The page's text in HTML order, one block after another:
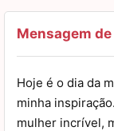
Mensagem
Hoje é o dia da
minha
mulher incrível,